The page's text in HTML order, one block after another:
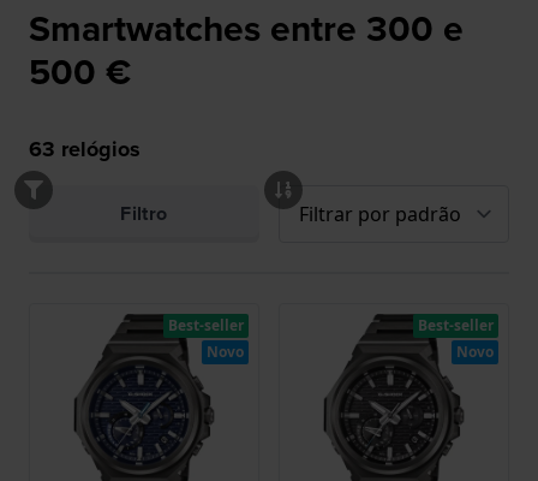
Smartwatches entre 300 e
500 €
63 relógios
Filtro
Best-seller
Novo
Best-seller
Novo